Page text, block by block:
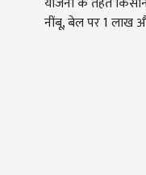
नींबू, बेल पर 1 लाख